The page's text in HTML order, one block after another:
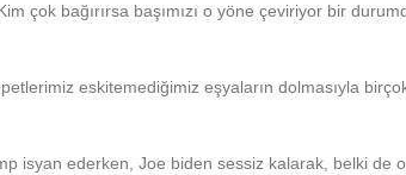
çok bağırırsa başımızı o yöne çeviriyor bir
eskitemediğimiz eşyaların dolmasıyla
isyan ederken, Joe biden sessiz kalarak, belki de